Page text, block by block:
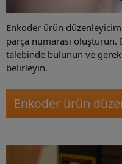
Enkoder ürün
parça numarası
talebinde bulunun ve
belirleyin.
Enkoder ürün